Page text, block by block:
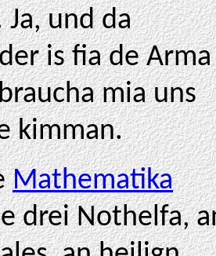
Ja, und da
is fia de Arma
mia uns
kimman.
Mathematika
drei Nothelfa,